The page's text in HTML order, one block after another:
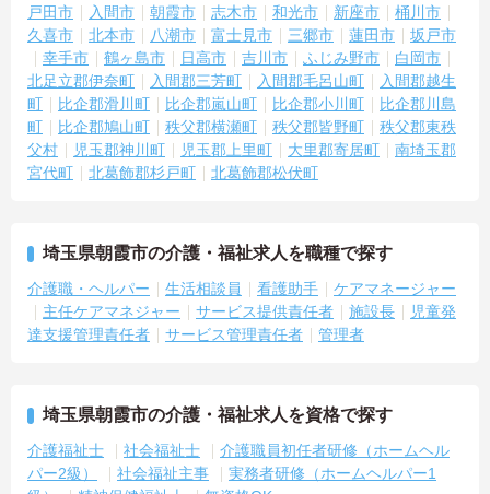
る環境です】
・残業は少なく、年間17日のリフレッシュ休暇も取得できること
で、心身の疲労をしっかり回復できます。
・定年65歳以降も再雇用制度で70歳まで勤務可能であり、退職金制
度も備わって無理なく長く続けられます。
【一人ひとりの個性や希望を尊重し、自分らしくキャリアを描ける
職場です】
・時短勤務からフルタイム、さらには管理者へのステップアップま
戸田市
入間市 朝霞市 志木市 和光市 新座市
桶川市
久喜市
北本市 八潮市 富士見市 三郷市 蓮田市
坂戸市
幸手市
鶴ヶ島市 日高市 吉川市 ふじみ野市
白岡市
北足立郡伊奈町
入間郡三芳町 入間郡毛呂山町
入間郡越生
町
比企郡滑川町 比企郡嵐山町 比企郡小川町
比企郡川島
町
比企郡鳩山町 秩父郡横瀬町 秩父郡皆野町
秩父郡東秩
父村
児玉郡神川町 児玉郡上里町 大里郡寄居町
南埼玉郡
宮代町
北葛飾郡杉戸町 北葛飾郡松伏町
埼玉県朝霞市の介護・福祉求人を職種で探す
介護職・ヘルパー 生活相談員 看護助手
ケアマネージャー
主任ケアマネジャー
サービス提供責任者 施設長
児童発
達支援管理責任者
サービス管理責任者 管理者
埼玉県朝霞市の介護・福祉求人を資格で探す
介護福祉士 社会福祉士
介護職員初任者研修（ホームヘル
パー2級）
社会福祉主事
実務者研修（ホームヘルパー1